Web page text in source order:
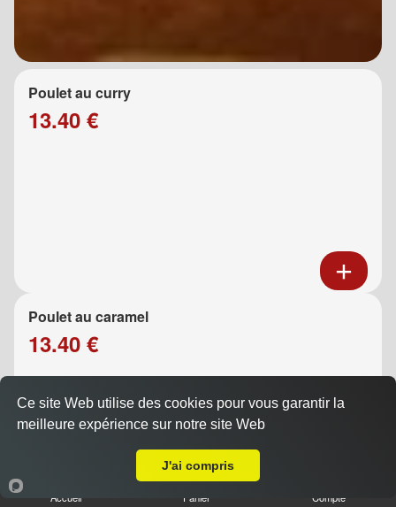
Poulet au curry
13.40 €
Poulet au caramel
13.40 €
Accueil Panier Compte
Ce site Web utilise des cookies pour vous garantir la
meilleure expérience sur notre site Web
J'ai compris